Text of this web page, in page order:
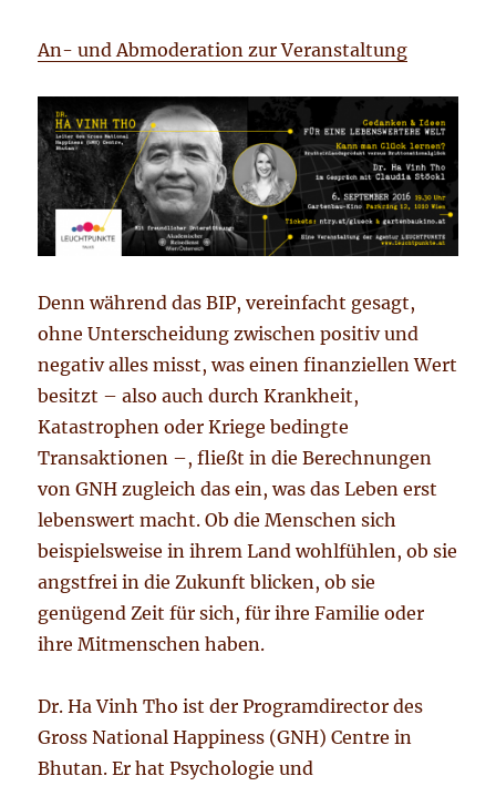
An- und Abmoderation zur Veranstaltung
Denn während das BIP, vereinfacht gesagt,
ohne Unterscheidung zwischen positiv und
negativ alles misst, was einen finanziellen Wert
besitzt – also auch durch Krankheit,
Katastrophen oder Kriege bedingte
Transaktionen –, fließt in die Berechnungen
von GNH zugleich das ein, was das Leben erst
lebenswert macht. Ob die Menschen sich
beispielsweise in ihrem Land wohlfühlen, ob sie
angstfrei in die Zukunft blicken, ob sie
genügend Zeit für sich, für ihre Familie oder
ihre Mitmenschen haben.
Dr. Ha Vinh Tho ist der Programdirector des
Gross National Happiness (GNH) Centre in
Bhutan. Er hat Psychologie und